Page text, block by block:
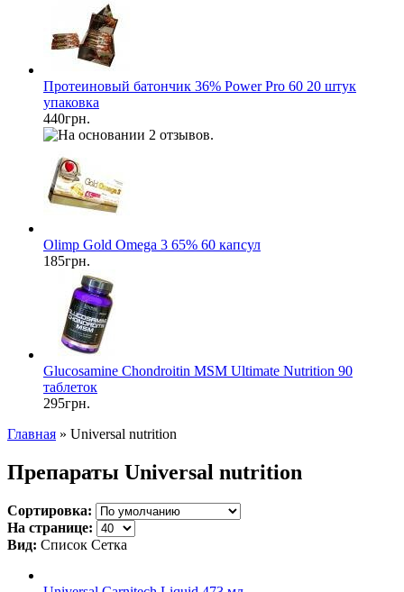
Протеиновый батончик 36% Power Pro 60 20 штук
упаковка
440грн.
Olimp Gold Omega 3 65% 60 капсул
185грн.
Glucosamine Chondroitin MSM Ultimate Nutrition 90
таблеток
295грн.
Главная » Universal nutrition
Препараты Universal nutrition
Сортировка:
На странице:
Вид: Список Сетка